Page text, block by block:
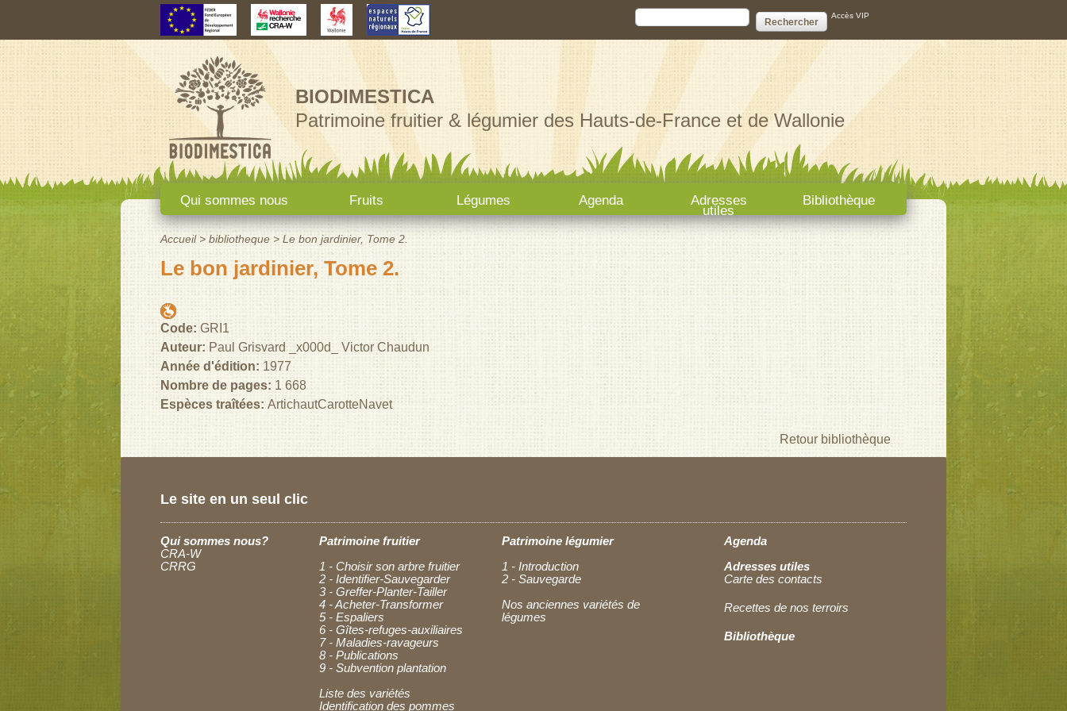
Accès VIP
Formulaire de recherche
Rechercher
BIODIMESTICA
Patrimoine fruitier & légumier des Hauts-de-France et de Wallonie
Menu principal
Qui sommes nous Fruits Légumes Agenda Adresses
utiles
Bibliothèque
Vous êtes ici
Accueil > bibliotheque > Le bon jardinier, Tome 2.
Le bon jardinier, Tome 2.
Code: GRI1
Auteur: Paul Grisvard _x000d_ Victor Chaudun
Année d'édition: 1977
Nombre de pages: 1 668
Espèces traîtées: ArtichautCarotteNavet
Retour bibliothèque
Le site en un seul clic
Qui sommes nous?
CRA-W
CRRG
Patrimoine fruitier
1 - Choisir son arbre fruitier
2 - Identifier-Sauvegarder
3 - Greffer-Planter-Tailler
4 - Acheter-Transformer
5 - Espaliers
6 - Gîtes-refuges-auxiliaires
7 - Maladies-ravageurs
8 - Publications
9 - Subvention plantation
Liste des variétés
Identification des pommes
Patrimoine légumier
1 - Introduction
2 - Sauvegarde
Nos anciennes variétés de
légumes
Agenda
Adresses utiles
Carte des contacts
Recettes de nos terroirs
Bibliothèque